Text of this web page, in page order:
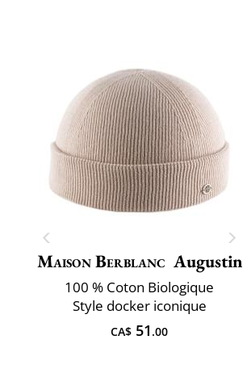
Maison Berblanc Augustin
100 % Coton Biologique
Style docker iconique
CA$ 51 .00